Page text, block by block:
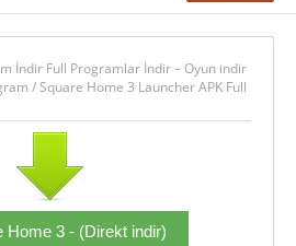
İndir Full Programlar İndir – Oyun indir
/Square Home 3 Launcher APK Full
Home 3 - (Direkt indir)